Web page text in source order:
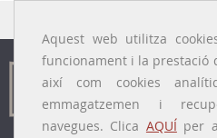
Aquest web utilitza
funcionament i la prestació
així com cookies
emmagatzemen i
navegues. Clica AQUÍper a